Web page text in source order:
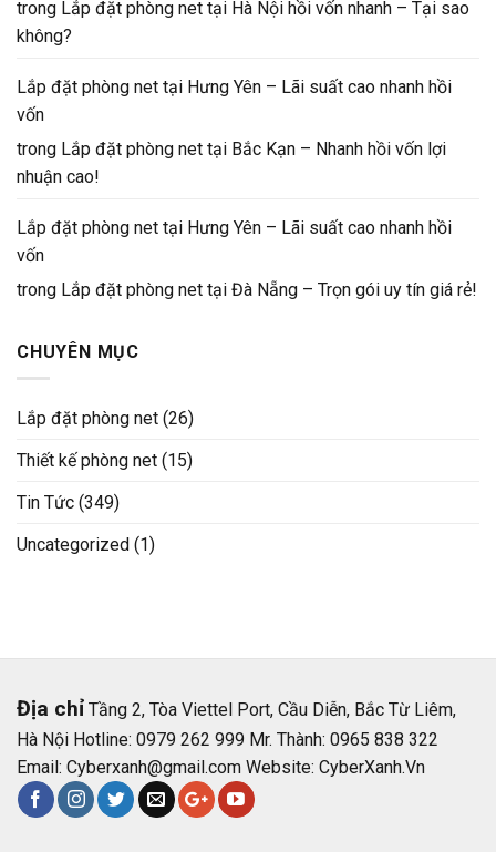
trong Lắp đặt phòng net tại Hà Nội hồi vốn nhanh – Tại sao
không?
Lắp đặt phòng net tại Hưng Yên – Lãi suất cao nhanh hồi
vốn
trong Lắp đặt phòng net tại Bắc Kạn – Nhanh hồi vốn lợi
nhuận cao!
Lắp đặt phòng net tại Hưng Yên – Lãi suất cao nhanh hồi
vốn
trong Lắp đặt phòng net tại Đà Nẵng – Trọn gói uy tín giá rẻ!
CHUYÊN MỤC
Lắp đặt phòng net (26)
Thiết kế phòng net (15)
Tin Tức (349)
Uncategorized (1)
Địa chỉTầng 2, Tòa Viettel Port, Cầu Diễn, Bắc Từ Liêm,
Hà Nội Hotline: 0979 262 999 Mr. Thành: 0965 838 322
Email: Cyberxanh@gmail.comWebsite: CyberXanh.Vn